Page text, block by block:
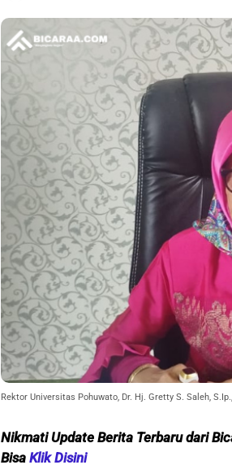
Rektor Universitas Pohuwato, Dr. Hj. Gretty S. Saleh,
Nikmati Update Berita Terbaru dari
Bisa Klik Disini